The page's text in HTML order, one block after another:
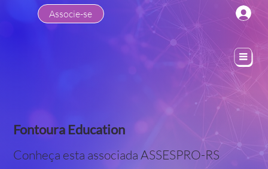
Associe-se
Fontoura Education
Conheça esta associada ASSESPRO-RS